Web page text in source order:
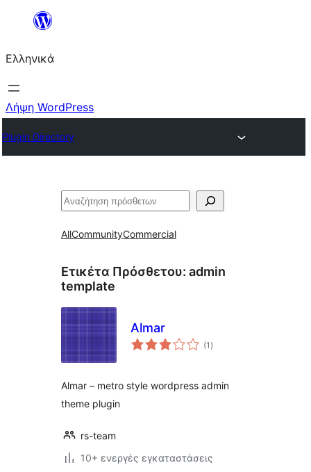
Μετάβαση
περιεχόμενο
Ελληνικά
Λήψη WordPress
Plugin Directory
Αναζήτηση
AllCommunityCommercial
Ετικέτα Πρόσθετου: admin
template
Almar
(1 αξιολογήσεις
σύνολο
)
Almar – metro style wordpress admin
theme plugin
rs-team
10+ ενεργές εγκαταστάσεις